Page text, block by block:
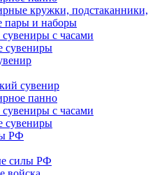
кружки, подстаканники,
пары и наборы
с часами
сувениры
сувенир
панно
с часами
сувениры
РФ
силы РФ